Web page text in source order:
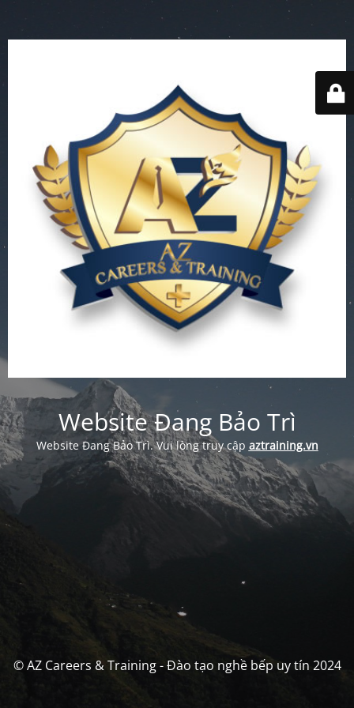
Website Đang Bảo Trì
Website Đang Bảo Trì. Vui lòng truy cập aztraining.vn
© AZ Careers & Training - Đào tạo nghề bếp uy tín 2024